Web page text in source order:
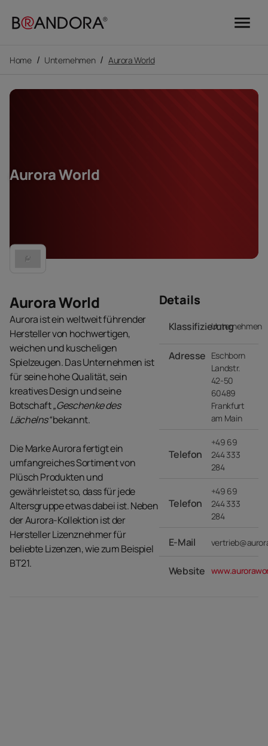
menu
Home / Unternehmen / Aurora World
Aurora World
Aurora World
Aurora ist ein weltweit führender
Hersteller von hochwertigen,
weichen und kuscheligen
Spielzeugen. Das Unternehmen ist
für seine hohe Qualität, sein
kreatives Design und seine
Botschaft„Geschenke des
Lächelns“bekannt.
Die Marke Aurora fertigt ein
umfangreiches Sortiment von
Plüsch Produkten und
gewährleistet so, dass für jede
Altersgruppe etwas dabei ist. Neben
der Aurora-Kollektion ist der
Hersteller Lizenznehmer für
beliebte Lizenzen, wie zum Beispiel
BT21.
Details
KlassifizierungUnternehmen
Adresse Eschborn
Landstr.
42-50
60489
Frankfurt
am Main
Telefon
+49 69
244 333
284
Telefon
+49 69
244 333
284
E-Mail
Website